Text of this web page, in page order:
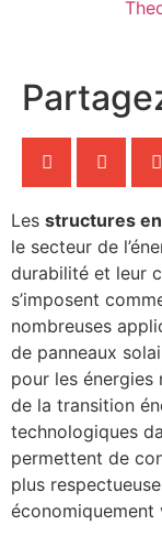
Les structures
le secteur de
durabilité et leur
s’imposent
nombreuses
de panneaux
pour les énergies
de la transition
technologiques
permettent de
plus
économiquement